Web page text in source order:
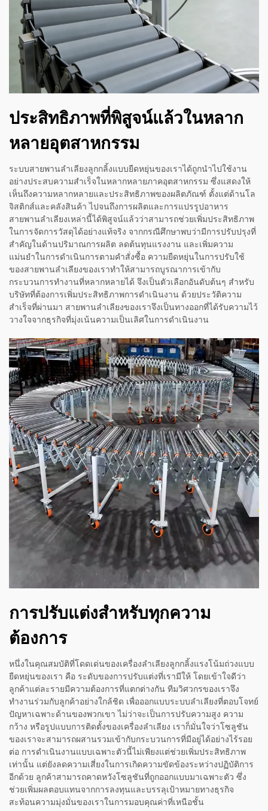
ประสิทธิภาพที่พิสูจน์แล้วในหลาก
หลายอุตสาหกรรม
ระบบสายพานลำเลียงลูกกลิ้งแบบยืดหยุ่นของเราได้ถูกนำไปใช้งาน
อย่างประสบความสำเร็จในหลากหลายภาคอุตสาหกรรม ซึ่งแสดงให้
เห็นถึงความหลากหลายและประสิทธิภาพของผลิตภัณฑ์ ตั้งแต่ด้านโล
จิสติกส์และคลังสินค้า ไปจนถึงการผลิตและการแปรรูปอาหาร
สายพานลำเลียงเหล่านี้ได้พิสูจน์แล้วว่าสามารถช่วยเพิ่มประสิทธิภาพ
ในการจัดการวัสดุได้อย่างแท้จริง จากกรณีศึกษาพบว่ามีการปรับปรุงที่
สำคัญในด้านปริมาณการผลิต ลดต้นทุนแรงงาน และเพิ่มความ
แม่นยำในการดำเนินการตามคำสั่งซื้อ ความยืดหยุ่นในการปรับใช้
ของสายพานลำเลียงของเราทำให้สามารถบูรณาการเข้ากับ
กระบวนการทำงานที่หลากหลายได้ จึงเป็นตัวเลือกอันดับต้นๆ สำหรับ
บริษัทที่ต้องการเพิ่มประสิทธิภาพการดำเนินงาน ด้วยประวัติความ
สำเร็จที่ผ่านมา สายพานลำเลียงของเราจึงเป็นทางออกที่ได้รับความไว้
วางใจจากธุรกิจที่มุ่งเน้นความเป็นเลิศในการดำเนินงาน
การปรับแต่งสำหรับทุกความ
ต้องการ
หนึ่งในคุณสมบัติที่โดดเด่นของเครื่องลำเลียงลูกกลิ้งแรงโน้มถ่วงแบบ
ยืดหยุ่นของเรา คือ ระดับของการปรับแต่งที่เรามีให้ โดยเข้าใจดีว่า
ลูกค้าแต่ละรายมีความต้องการที่แตกต่างกัน ทีมวิศวกรของเราจึง
ทำงานร่วมกับลูกค้าอย่างใกล้ชิด เพื่อออกแบบระบบลำเลียงที่ตอบโจทย์
ปัญหาเฉพาะด้านของพวกเขา ไม่ว่าจะเป็นการปรับความสูง ความ
กว้าง หรือรูปแบบการติดตั้งของเครื่องลำเลียง เราก็มั่นใจว่าโซลูชัน
ของเราจะสามารถผสานรวมเข้ากับกระบวนการที่มีอยู่ได้อย่างไร้รอย
ต่อ การดำเนินงานแบบเฉพาะตัวนี้ไม่เพียงแต่ช่วยเพิ่มประสิทธิภาพ
เท่านั้น แต่ยังลดความเสี่ยงในการเกิดความขัดข้องระหว่างปฏิบัติการ
อีกด้วย ลูกค้าสามารถคาดหวังโซลูชันที่ถูกออกแบบมาเฉพาะตัว ซึ่ง
ช่วยเพิ่มผลตอบแทนจากการลงทุนและบรรลุเป้าหมายทางธุรกิจ
สะท้อนความมุ่งมั่นของเราในการมอบคุณค่าที่เหนือชั้น